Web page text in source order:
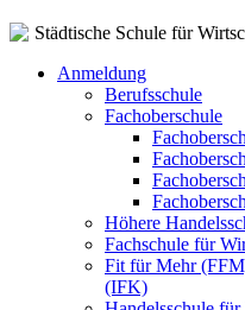
Städtische Schule für
Anmeldung
Berufsschule
Fachoberschule
Höhere
Fachschule für
Fit für Mehr
(IFK)